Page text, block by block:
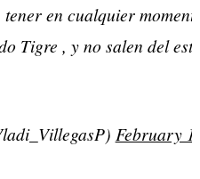
en cualquier
Tigre , y no salen del
February